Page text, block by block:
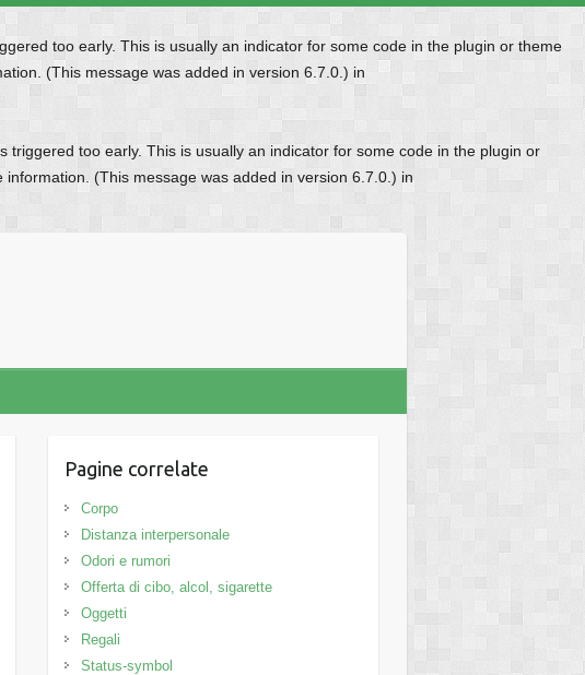
too early. This is usually an indicator for some code in the plugin or theme
(This message was added in version 6.7.0.) in
triggered too early. This is usually an indicator for some code in the plugin or
information. (This message was added in version 6.7.0.) in
Pagine correlate
Corpo
Distanza interpersonale
Odori e rumori
Offerta di cibo, alcol, sigarette
Oggetti
Regali
Status-symbol